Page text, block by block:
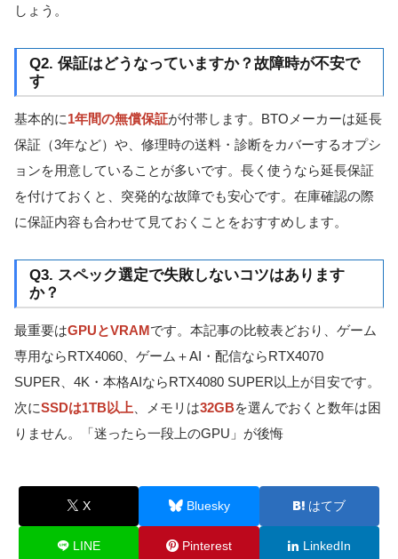
しょう。
Q2. 保証はどうなっていますか？故障時が不安で
す
基本的に1年間の無償保証が付帯します。BTOメーカーは延長
保証（3年など）や、修理時の送料・診断をカバーするオプシ
ョンを用意していることが多いです。長く使うなら延長保証
を付けておくと、突発的な故障でも安心です。在庫確認の際
に保証内容も合わせて見ておくことをおすすめします。
Q3. スペック選定で失敗しないコツはあります
か？
最重要はGPUとVRAMです。本記事の比較表どおり、ゲーム
専用ならRTX4060、ゲーム＋AI・配信ならRTX4070
SUPER、4K・本格AIならRTX4080 SUPER以上が目安です。
次にSSDは1TB以上 、メモリは32GBを選んでおくと数年は困
りません。「迷ったら一段上のGPU」が後悔
X Bluesky はてブ
LINE Pinterest LinkedIn